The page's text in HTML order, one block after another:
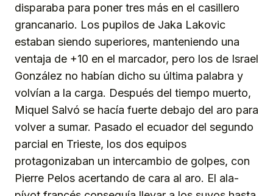
disparaba para poner tres más en el casillero
grancanario. Los pupilos de Jaka Lakovic
estaban siendo superiores, manteniendo una
ventaja de +10 en el marcador, pero los de Israel
González no habían dicho su última palabra y
volvían a la carga. Después del tiempo muerto,
Miquel Salvó se hacía fuerte debajo del aro para
volver a sumar. Pasado el ecuador del segundo
parcial en Trieste, los dos equipos
protagonizaban un intercambio de golpes, con
Pierre Pelos acertando de cara al aro. El ala-